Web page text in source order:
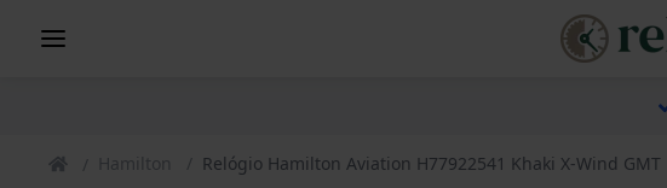
Hamilton Relógio Hamilton Aviation H77922541 Khaki X-Wind GMT